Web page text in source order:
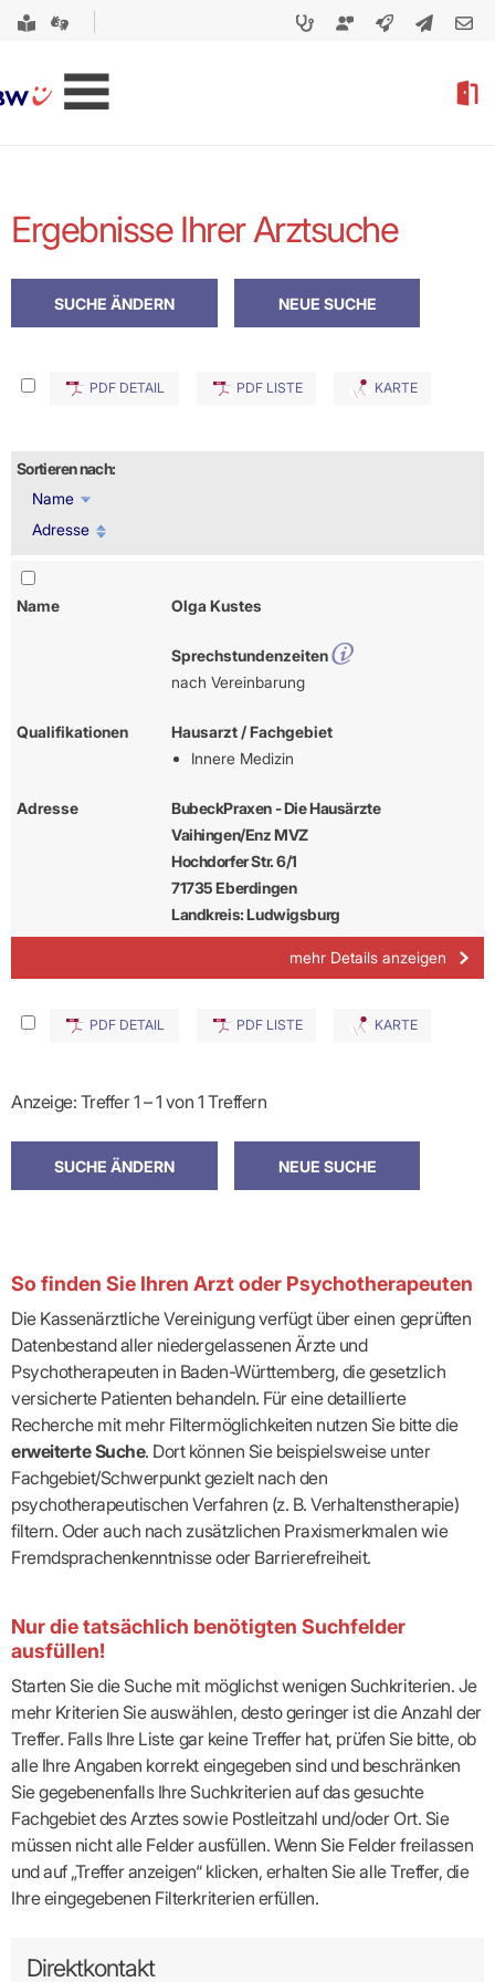
Ergebnisse Ihrer Arztsuche
PDF DETAIL PDF LISTE KARTE
Sortieren nach:
Name
Adresse
Name Olga Kustes
Sprechstundenzeiten
nach Vereinbarung
Qualifikationen
Hausarzt / Fachgebiet
Innere Medizin
Adresse
BubeckPraxen - Die Hausärzte
Vaihingen/Enz MVZ
Hochdorfer Str. 6/1
71735 Eberdingen
Landkreis: Ludwigsburg
mehr Details anzeigen
PDF DETAIL PDF LISTE KARTE
Anzeige: Treffer 1 – 1 von 1 Treffern
So finden Sie Ihren Arzt oder Psychotherapeuten
Die Kassenärztliche Vereinigung verfügt über einen geprüften
Datenbestand aller niedergelassenen Ärzte und
Psychotherapeuten in Baden-Württemberg, die gesetzlich
versicherte Patienten behandeln. Für eine detaillierte
Recherche mit mehr Filtermöglichkeiten nutzen Sie bitte die
erweiterte Suche. Dort können Sie beispielsweise unter
Fachgebiet/Schwerpunkt gezielt nach den
psychotherapeutischen Verfahren (z. B. Verhaltenstherapie)
filtern. Oder auch nach zusätzlichen Praxismerkmalen wie
Fremdsprachenkenntnisse oder Barrierefreiheit.
Nur die tatsächlich benötigten Suchfelder
ausfüllen!
Starten Sie die Suche mit möglichst wenigen Suchkriterien. Je
mehr Kriterien Sie auswählen, desto geringer ist die Anzahl der
Treffer. Falls Ihre Liste gar keine Treffer hat, prüfen Sie bitte, ob
alle Ihre Angaben korrekt eingegeben sind und beschränken
Sie gegebenenfalls Ihre Suchkriterien auf das gesuchte
Fachgebiet des Arztes sowie Postleitzahl und/oder Ort. Sie
müssen nicht alle Felder ausfüllen. Wenn Sie Felder freilassen
und auf „Treffer anzeigen“ klicken, erhalten Sie alle Treffer, die
Ihre eingegebenen Filterkriterien erfüllen.
Direktkontakt